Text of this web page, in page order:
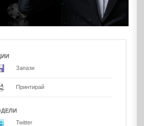
Запази
Принтирай
Twitter